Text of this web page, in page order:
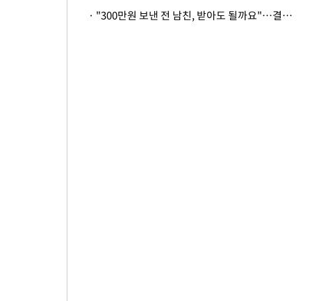
· "300만원 보낸 전 남친, 받아도 될까요"…결혼 앞둔 예비신부의 뜻밖 고충